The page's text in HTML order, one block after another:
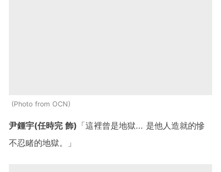
Photo from OCN
尹鍾宇(任時完 飾) 「這裡曾是地獄... 是他人造就的慘
不忍睹的地獄。」